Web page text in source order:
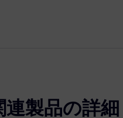
連製品の詳細